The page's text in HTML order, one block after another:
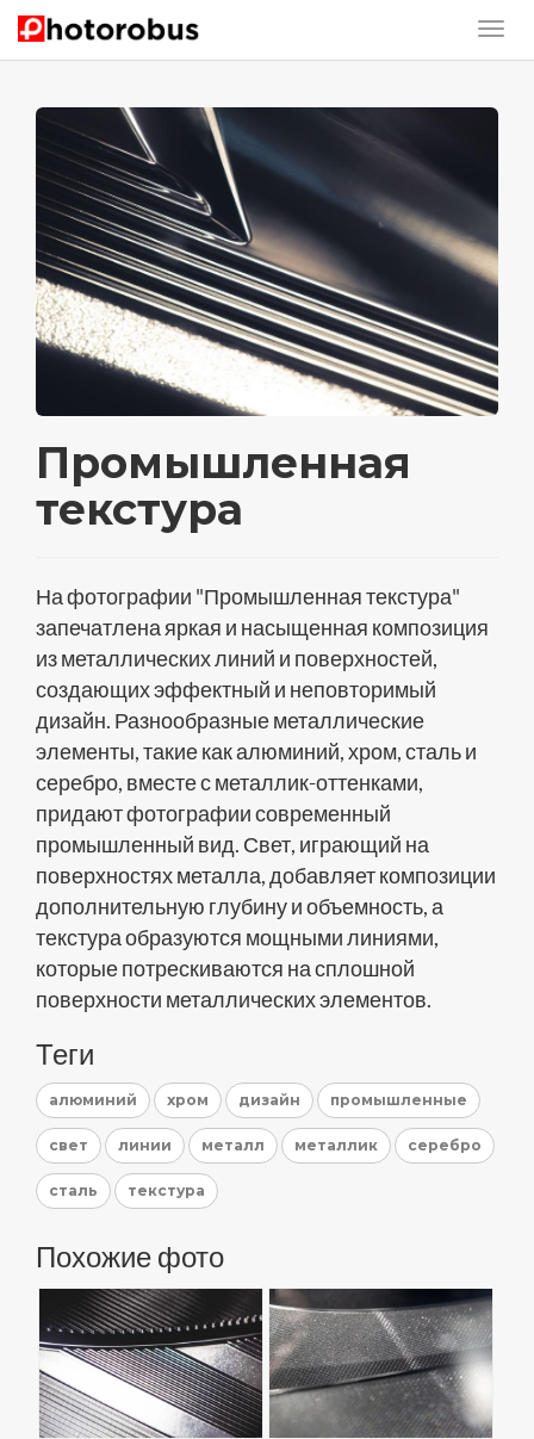
Промышленная
текстура
На фотографии "Промышленная текстура"
запечатлена яркая и насыщенная композиция
из металлических линий и поверхностей,
создающих эффектный и неповторимый
дизайн. Разнообразные металлические
элементы, такие как алюминий, хром, сталь и
серебро, вместе с металлик-оттенками,
придают фотографии современный
промышленный вид. Свет, играющий на
поверхностях металла, добавляет композиции
дополнительную глубину и объемность, а
текстура образуются мощными линиями,
которые потрескиваются на сплошной
поверхности металлических элементов.
Теги
алюминий хром дизайн промышленные
свет линии металл металлик серебро
сталь текстура
Похожие фото